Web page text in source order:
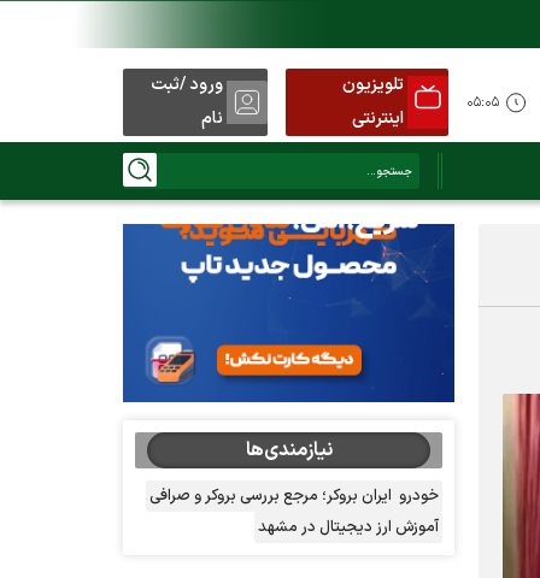
تلویزیون
اینترنتی
ورود /ثبت
نام
نیازمندی‌ها
خودرو ایران بروکر؛ مرجع بررسی بروکر و صرافی
آموزش ارز دیجیتال در مشهد